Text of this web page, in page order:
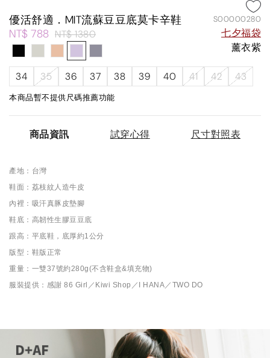
優活舒適．MIT流蘇豆豆底莫卡辛鞋 S00000280
NT$ 788 NT$ 1380
七夕福袋
薰衣紫
34 35 36 37 38 39 40 41 42 43
本商品暫不提供尺碼推薦功能
商品資訊 試穿心得 尺寸對照表
產地：台灣
鞋面：荔枝紋人造牛皮
內裡：吸汗真豚皮墊腳
鞋底：高韌性生膠豆豆底
跟高：平底鞋，底厚約1公分
版型：鞋版正常
重量：一雙37號約280g(不含鞋盒&填充物)
服裝提供：感謝 86 Girl／Kiwi Shop／I HANA／TWO DO